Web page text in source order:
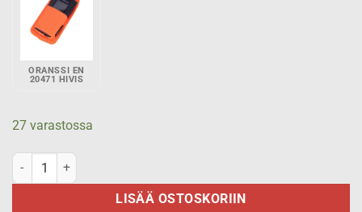
ORANSSI EN
20471 HIVIS
27 varastossa
Virve puhelinkotelo Cassidian th1n käsiradiolle - Punainen EN
LISÄÄ OSTOSKORIIN